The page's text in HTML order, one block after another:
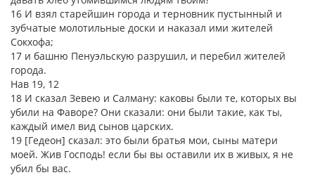
16 И взял старейшин города и терновник пустынный и
зубчатые молотильные доски и наказал ими жителей
Сокхофа;
17 и башню Пенуэльскую разрушил, и перебил жителей
города.
Нав 19, 12
18 И сказал Зевею и Салману: каковы были те, которых вы
убили на Фаворе? Они сказали: они были такие, как ты,
каждый имел вид сынов царских.
19 [Гедеон] сказал: это были братья мои, сыны матери
моей. Жив Господь! если бы вы оставили их в живых, я не
убил бы вас.